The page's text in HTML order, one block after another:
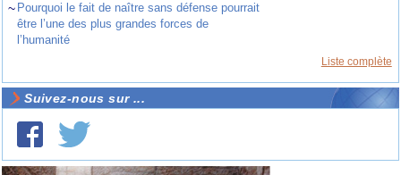
~ Pourquoi le fait de naître sans défense pourrait
être l’une des plus grandes forces de
l’humanité
Liste complète
Suivez-nous sur ...